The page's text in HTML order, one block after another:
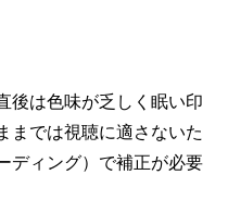
後は色味が乏しく眠い印
までは視聴に適さないた
ディング）で補正が必要